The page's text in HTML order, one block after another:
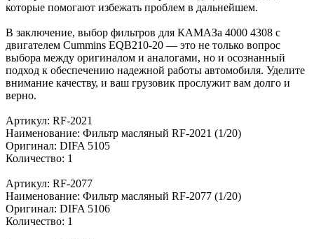
которые помогают избежать проблем в дальнейшем.
В заключение, выбор фильтров для КАМАЗа 4000 4308 с
двигателем Cummins EQB210-20 — это не только вопрос
выбора между оригиналом и аналогами, но и осознанный
подход к обеспечению надежной работы автомобиля. Уделите
внимание качеству, и ваш грузовик прослужит вам долго и
верно.
Артикул: RF-2021
Наименование: Фильтр масляный RF-2021 (1/20)
Оригинал: DIFA 5105
Количество: 1
Артикул: RF-2077
Наименование: Фильтр масляный RF-2077 (1/20)
Оригинал: DIFA 5106
Количество: 1